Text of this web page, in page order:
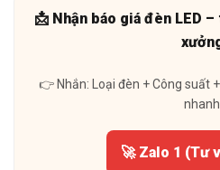
📩 Nhận báo giá đèn LED
👉 Nhắn: Loại đèn + Công suất
nhanh
🚀 Zalo 1 (Tư